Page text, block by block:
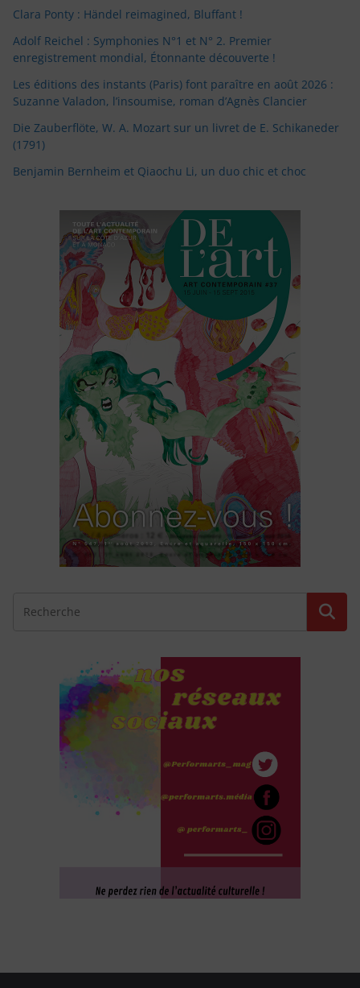
Clara Ponty : Händel reimagined, Bluffant !
Adolf Reichel : Symphonies N°1 et N° 2. Premier
enregistrement mondial, Étonnante découverte !
Les éditions des instants (Paris) font paraître en août 2026 :
Suzanne Valadon, l’insoumise, roman d’Agnès Clancier
Die Zauberflöte, W. A. Mozart sur un livret de E. Schikaneder
(1791)
Benjamin Bernheim et Qiaochu Li, un duo chic et choc